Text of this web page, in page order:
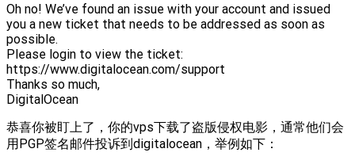
Oh no! We’ve found an issue with your account and issued
you a new ticket that needs to be addressed as soon as
possible.
Please login to view the ticket:
https://www.digitalocean.com/support
Thanks so much,
DigitalOcean
恭喜你被盯上了，你的vps下载了盗版侵权电影，通常他们会
用PGP签名邮件投诉到digitalocean，举例如下：